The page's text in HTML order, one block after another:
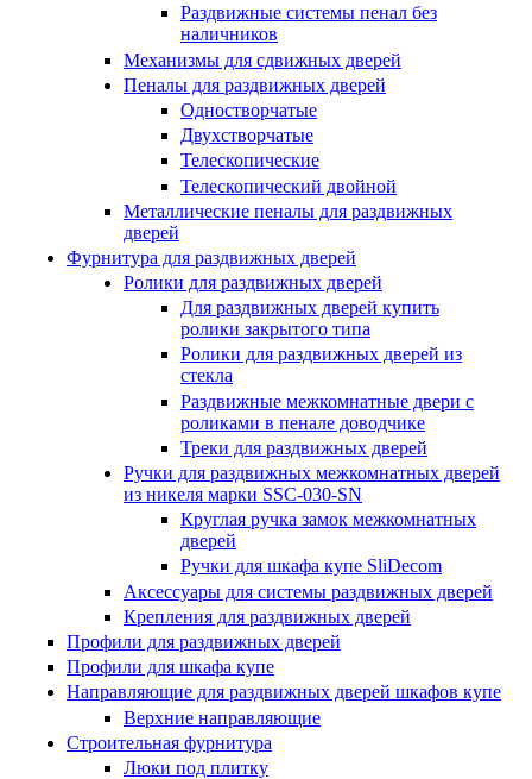
Раздвижные системы пенал без
наличников
Механизмы для сдвижных дверей
Пеналы для раздвижных дверей
Одностворчатые
Двухстворчатые
Телескопические
Телескопический двойной
Металлические пеналы для раздвижных
дверей
Фурнитура для раздвижных дверей
Ролики для раздвижных дверей
Для раздвижных дверей купить
ролики закрытого типа
Ролики для раздвижных дверей из
стекла
Раздвижные межкомнатные двери с
роликами в пенале доводчике
Треки для раздвижных дверей
Ручки для раздвижных межкомнатных дверей
из никеля марки SSC-030-SN
Круглая ручка замок межкомнатных
дверей
Ручки для шкафа купе SliDecom
Аксессуары для системы раздвижных дверей
Крепления для раздвижных дверей
Профили для раздвижных дверей
Профили для шкафа купе
Направляющие для раздвижных дверей шкафов купе
Верхние направляющие
Строительная фурнитура
Люки под плитку